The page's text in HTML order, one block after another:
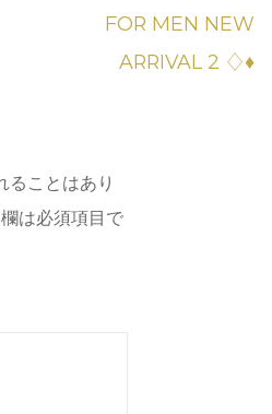
FOR MEN NEW
ARRIVAL 2 ♢♦︎
ることはあり
は必須項目で